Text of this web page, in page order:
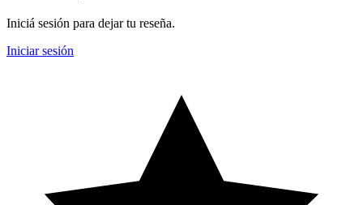
Iniciá sesión para dejar tu reseña.
Iniciar sesión